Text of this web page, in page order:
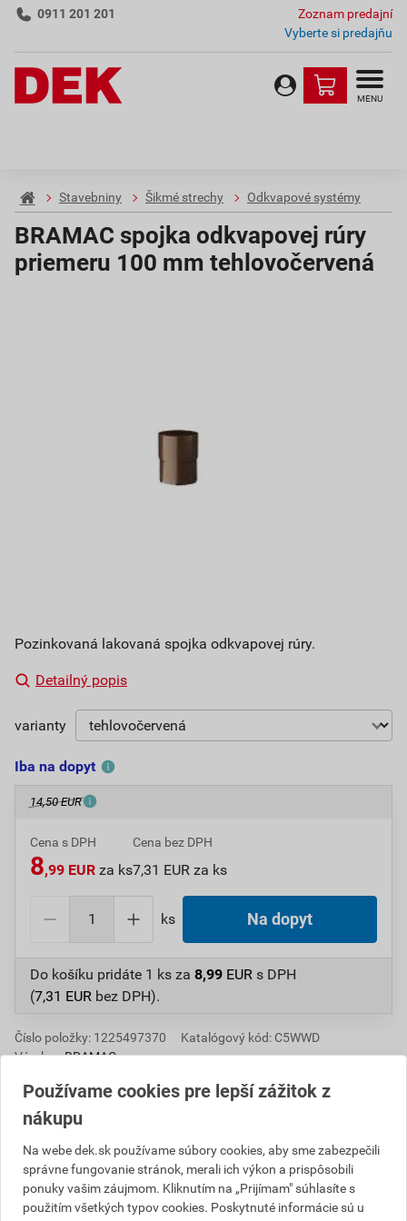
0911 201 201
Zoznam predajní
Vyberte si predajňu
MENU
Stavebniny Šikmé strechy Odkvapové systémy
BRAMAC spojka odkvapovej rúry
priemeru 100 mm tehlovočervená
Pozinkovaná lakovaná spojka odkvapovej rúry.
Detailný popis
varianty
Iba na dopyt
14,50 EUR
Cena s DPH
8,99 EUR za ks
Cena bez DPH
7,31 EUR za ks
ks Na dopyt
Do košíku pridáte 1 ks za 8,99 EUR s DPH
(7,31 EUR bez DPH).
Číslo položky: 1225497370
Katalógový kód: C5WWD
VýrobcaBRAMAC
Spojka odkvapovej rúry je súčasťou odkvapového
systému z pozinkovaného plechu, ktorý je z výroby
Používame cookies pre lepší zážitok z
nákupu
Na webe dek.sk používame súbory cookies, aby sme zabezpečili
správne fungovanie stránok, merali ich výkon a prispôsobili
ponuky vašim záujmom. Kliknutím na „Prijímam" súhlasíte s
použitím všetkých typov cookies. Poskytnuté informácie sú u